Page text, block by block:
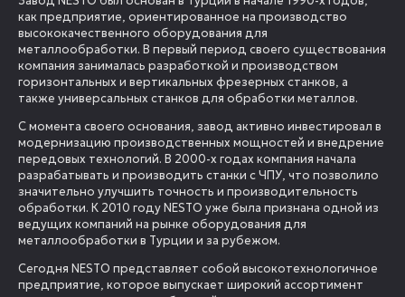
как предприятие, ориентированное на производство
высококачественного оборудования для
металлообработки. В первый период своего существования
компания занималась разработкой и производством
горизонтальных и вертикальных фрезерных станков, а
также универсальных станков для обработки металлов.
С момента своего основания, завод активно инвестировал в
модернизацию производственных мощностей и внедрение
передовых технологий. В 2000-х годах компания начала
разрабатывать и производить станки с ЧПУ, что позволило
значительно улучшить точность и производительность
обработки. К 2010 году NESTO уже была признана одной из
ведущих компаний на рынке оборудования для
металлообработки в Турции и за рубежом.
Сегодня NESTO представляет собой высокотехнологичное
предприятие, которое выпускает широкий ассортимент